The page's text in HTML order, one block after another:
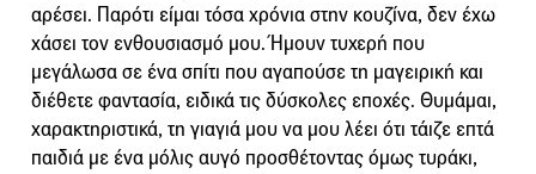
αρέσει. Παρότι είμαι τόσα χρόνια στην κουζίνα, δεν έχω
χάσει τον ενθουσιασμό μου. Ήμουν τυχερή που
μεγάλωσα σε ένα σπίτι που αγαπούσε τη μαγειρική και
διέθετε φαντασία, ειδικά τις δύσκολες εποχές. Θυμάμαι,
χαρακτηριστικά, τη γιαγιά μου να μου λέει ότι τάιζε επτά
παιδιά με ένα μόλις αυγό προσθέτοντας όμως τυράκι,